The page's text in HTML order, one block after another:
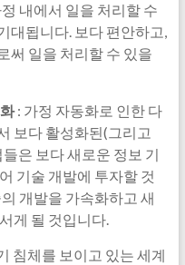
내에서 일을 처리할 수
대됩니다. 보다 편안하고,
써 일을 처리할 수 있을
: 가정 자동화로 인한 다
보다 활성화된(그리고
은 보다 새로운 정보 기
기술 개발에 투자할 것
개발을 가속화하고 새
게 될 것입니다.
침체를 보이고 있는 세계